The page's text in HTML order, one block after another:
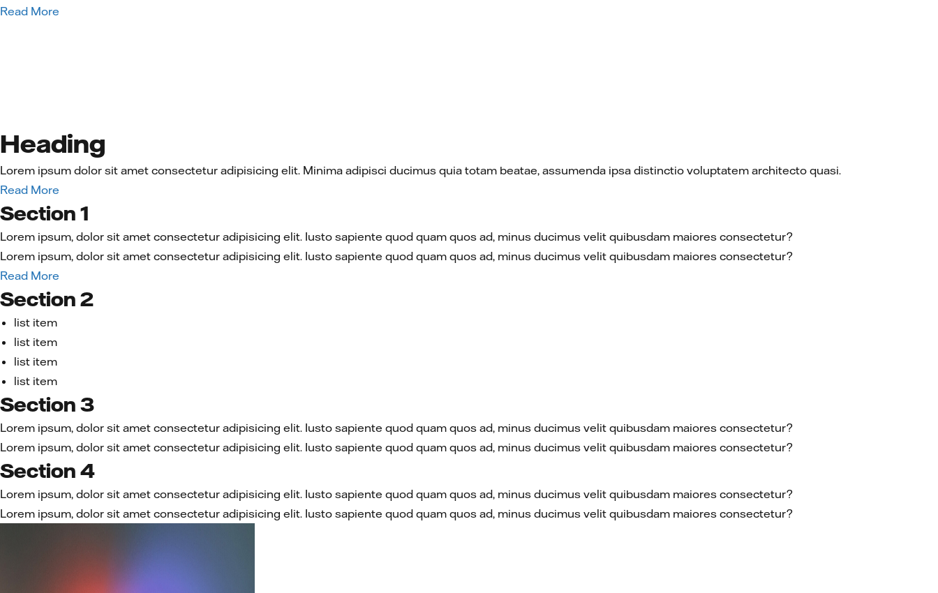
Read More
Heading
Lorem ipsum dolor sit amet consectetur adipisicing elit. Minima adipisci ducimus quia totam beatae, assumenda ipsa distinctio voluptatem architecto quasi.
Read More
Section 1
Lorem ipsum, dolor sit amet consectetur adipisicing elit. Iusto sapiente quod quam quos ad, minus ducimus velit quibusdam maiores consectetur?
Lorem ipsum, dolor sit amet consectetur adipisicing elit. Iusto sapiente quod quam quos ad, minus ducimus velit quibusdam maiores consectetur?
Read More
Section 2
list item
list item
list item
list item
Section 3
Lorem ipsum, dolor sit amet consectetur adipisicing elit. Iusto sapiente quod quam quos ad, minus ducimus velit quibusdam maiores consectetur?
Lorem ipsum, dolor sit amet consectetur adipisicing elit. Iusto sapiente quod quam quos ad, minus ducimus velit quibusdam maiores consectetur?
Section 4
Lorem ipsum, dolor sit amet consectetur adipisicing elit. Iusto sapiente quod quam quos ad, minus ducimus velit quibusdam maiores consectetur?
Lorem ipsum, dolor sit amet consectetur adipisicing elit. Iusto sapiente quod quam quos ad, minus ducimus velit quibusdam maiores consectetur?